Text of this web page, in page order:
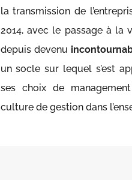
la transmission de
2014, avec le passage à la
depuis devenu
un socle sur lequel s’est
ses choix de
culture de gestion dans